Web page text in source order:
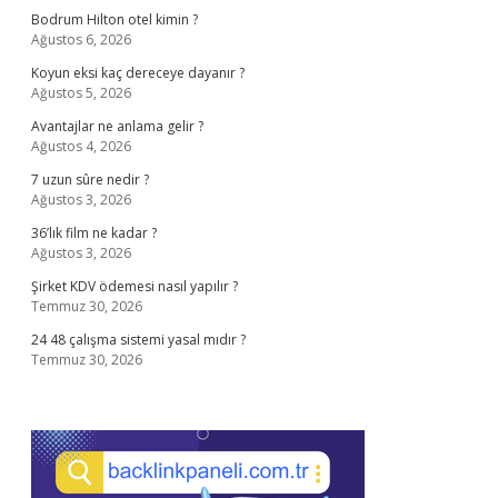
Bodrum Hilton otel kimin ?
Ağustos 6, 2026
Koyun eksi kaç dereceye dayanır ?
Ağustos 5, 2026
Avantajlar ne anlama gelir ?
Ağustos 4, 2026
7 uzun sûre nedir ?
Ağustos 3, 2026
36’lık film ne kadar ?
Ağustos 3, 2026
Şirket KDV ödemesi nasıl yapılır ?
Temmuz 30, 2026
24 48 çalışma sistemi yasal mıdır ?
Temmuz 30, 2026